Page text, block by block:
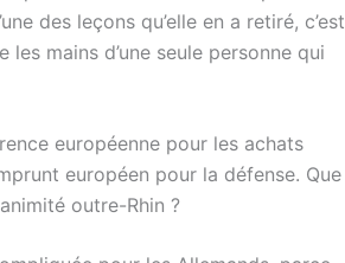
des leçons qu’elle en a retiré, c’est
mains d’une seule personne qui
européenne pour les achats
européen pour la défense. Que
outre-Rhin ?